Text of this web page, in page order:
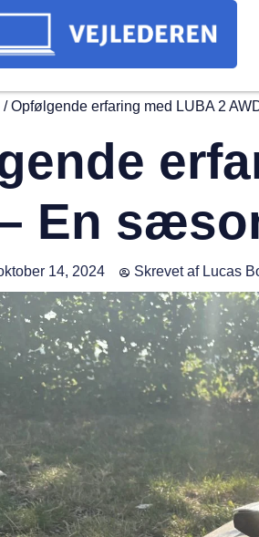
/Opfølgende erfaring med LUBA 2
En
14, 2024 Skrevet afLucas